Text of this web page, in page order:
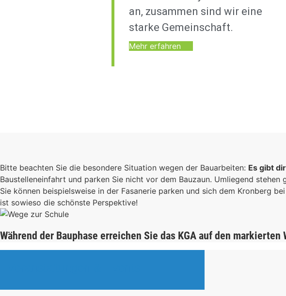
an, zusammen sind wir eine
starke Gemeinschaft.
Mehr erfahren
Bitte beachten Sie die besondere Situation wegen der Bauarbeiten: Es gibt
Baustelleneinfahrt und parken Sie nicht vor dem Bauzaun. Umliegend stehen
Sie können beispielsweise in der Fasanerie parken und sich dem Kronberg
ist sowieso die schönste Perspektive!
Während der Bauphase erreichen Sie das KGA auf den markierten